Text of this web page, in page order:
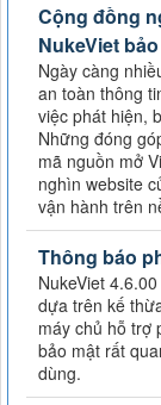
Cộng đồng
NukeViet
Ngày càng
an toàn thông
việc phát hiện,
Những đóng
mã nguồn mở
nghìn website
vận hành trên
Thông báo
NukeViet
dựa trên kế
máy chủ hỗ trợ
bảo mật rất
dùng.